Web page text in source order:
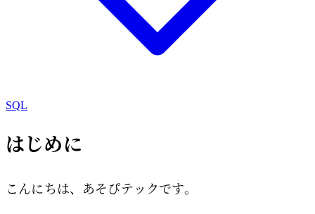
SQL
はじめに
こんにちは、あそぴテックです。